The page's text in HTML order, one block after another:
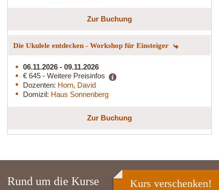
Zur Buchung
Die Ukulele entdecken - Workshop für Einsteiger
06.11.2026 - 09.11.2026
€ 645 - Weitere Preisinfos
Dozenten: Horn, David
Domizil: Haus Sonnenberg
Zur Buchung
Rund um die Kurse Kurs verschenken!